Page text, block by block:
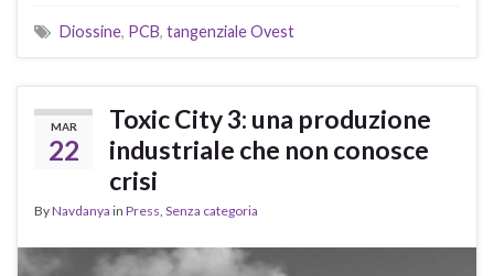
Diossine, PCB, tangenziale Ovest
MAR
22
Toxic City 3: una produzione
industriale che non conosce
crisi
ByNavdanya in Press Senza categoria